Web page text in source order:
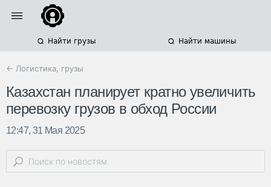
Найти грузы Найти машины
← Логистика, грузы
Казахстан планирует кратно увеличить
перевозку грузов в обход России
12:47, 31 Мая 2025